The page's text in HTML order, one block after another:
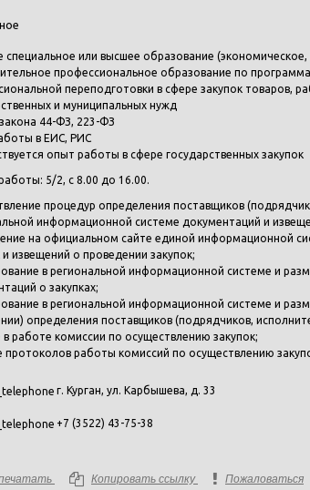
специальное или высшее образование
профессиональное образование по
переподготовки в сфере закупок товаров,
и муниципальных нужд
44-ФЗ, 223-ФЗ
в ЕИС, РИС
опыт работы в сфере государственных закупок
5/2, с 8.00 до 16.00.
процедур определения поставщиков
информационной системе документаций и
на официальном сайте единой информационной
и извещений о проведении закупок;
в региональной информационной системе и
о закупках;
в региональной информационной системе и
определения поставщиков (подрядчиков,
в работе комиссии по осуществлению закупок;
протоколов работы комиссий по осуществлению
г. Курган, ул. Карбышева, д. 33
+7 (3522) 43-75-38
Копировать ссылку Пожаловаться